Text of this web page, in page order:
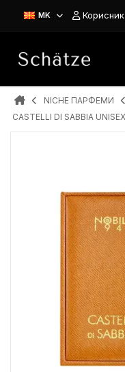
MK Корисник
NICHE ПАРФЕМИ
CASTELLI DI SABBIA